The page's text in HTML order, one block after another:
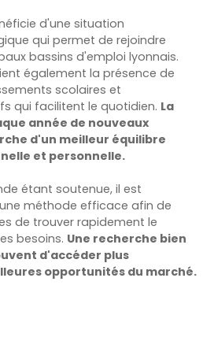
d'une situation
qui permet de rejoindre
bassins d'emploi lyonnais.
également la présence de
scolaires et
qui facilitent le quotidien. La
année de nouveaux
d'un meilleur équilibre
et personnelle.
étant soutenue, il est
méthode efficace afin de
de trouver rapidement le
besoins. Une recherche bien
d'accéder plus
opportunités du marché.